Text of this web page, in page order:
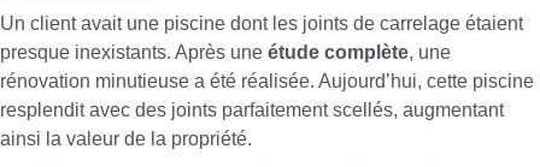
Un client avait une piscine dont les joints de carrelage étaient
presque inexistants. Après une étude complète, une
rénovation minutieuse a été réalisée. Aujourd’hui, cette piscine
resplendit avec des joints parfaitement scellés, augmentant
ainsi la valeur de la propriété.